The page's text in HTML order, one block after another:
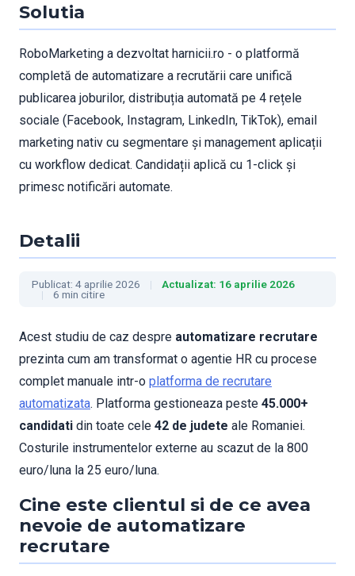
Solutia
RoboMarketing a dezvoltat harnicii.ro - o platformă
completă de automatizare a recrutării care unifică
publicarea joburilor, distribuția automată pe 4 rețele
sociale (Facebook, Instagram, LinkedIn, TikTok), email
marketing nativ cu segmentare și management aplicații
cu workflow dedicat. Candidații aplică cu 1-click și
primesc notificări automate.
Detalii
Publicat: 4 aprilie 2026
Actualizat: 16 aprilie 2026
6 min citire
Acest studiu de caz despre automatizare recrutare
prezinta cum am transformat o agentie HR cu procese
complet manuale intr-o platforma de recrutare
automatizata. Platforma gestioneaza peste 45.000+
candidati din toate cele 42 de judete ale Romaniei.
Costurile instrumentelor externe au scazut de la 800
euro/luna la 25 euro/luna.
Cine este clientul si de ce avea
nevoie de automatizare
recrutare